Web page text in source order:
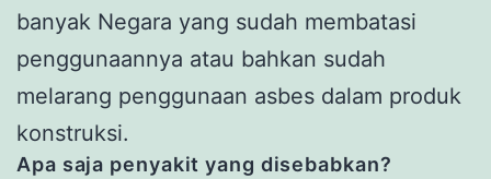
banyak Negara yang sudah membatasi
penggunaannya atau bahkan sudah
melarang penggunaan asbes dalam produk
konstruksi.
Apa saja penyakit yang disebabkan?